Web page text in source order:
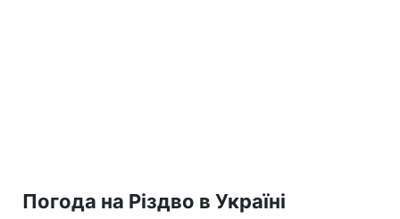
Погода на Різдво в Україні